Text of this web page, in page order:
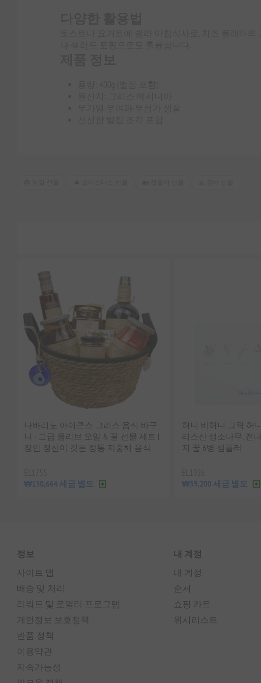
나바리노 아이콘스 그리스 음식 바구
니 - 고급 올리브 오일 & 꿀 선물 세트 |
장인 정신이 깃든 정통 지중해 음식
₩130,664 세금 별도
허니 비허니 그릭 허
리스산 생소나무, 전
지 꿀 6병 샘플러
₩39,200 세금 별도
정보
사이트 맵
배송 및 처리
리워드 및 로열티 프로그램
개인정보 보호정책
반품 정책
이용약관
지속가능성
내 계정
내 계정
순서
쇼핑 카트
위시리스트